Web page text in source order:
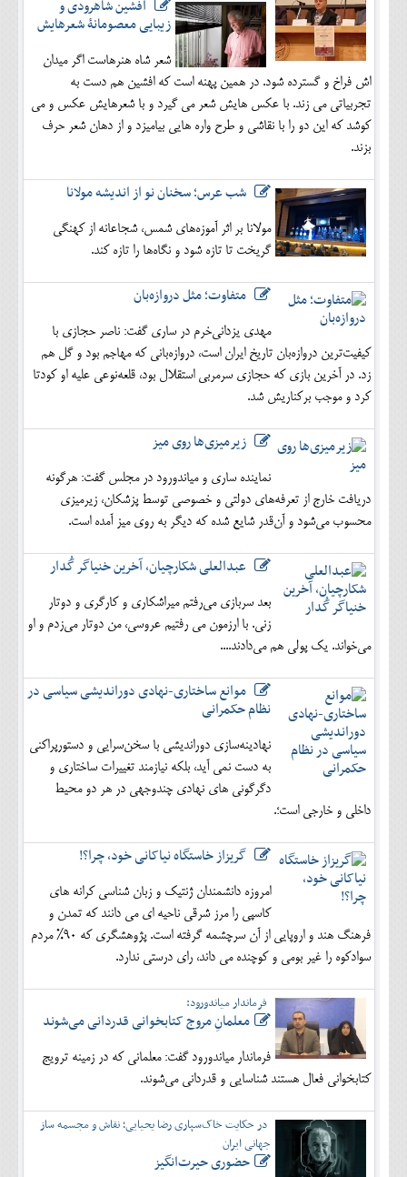
افشین شاهرودی و
زیبایی معصومانۀ شعرهایش
شعر شاه هنرهاست اگر میدان
اش فراخ و گسترده شود. در همین پهنه است که افشین هم دست به
تجربیاتی می زند. با عکس هایش شعر می گیرد و با شعرهایش عکس و می
کوشد که این دو را با نقاشی و طرح واره هایی بیامیزد و از دهان شعر حرف
بزند.
شب عرس؛ سخنان نو از اندیشه مولانا
مولانا بر اثر آموزه‌های شمس، شجاعانه از کهنگی
گریخت تا تازه شود و نگاه‌ها را تازه کند.
متفاوت؛ مثل دروازه‌بان
مهدی یزدانی‌خرم در ساری گفت: ناصر حجازی با
کیفیت‌ترین دروازه‌بان تاریخ ایران است، دروازه‌بانی که مهاجم بود و گل هم
زد. در آخرین بازی که حجازی سرمربی استقلال بود، قلعه‌نوعی علیه او کودتا
کرد و موجب برکناریش شد.
زیرمیزی‌ها روی میز
نماینده ساری و میاندورود در مجلس گفت: هرگونه
دریافت خارج از تعرفه‌های دولتی و خصوصی توسط پزشکان، زیرمیزی
محسوب می‌شود و آن‌قدر شایع شده که دیگر به روی میز آمده است.
عبدالعلی شکارچیان، آخرین خنیاگر گُدار
بعد سربازی می‌رفتم میراشکاری و کارگری و دوتار
زنی. با ارزمون می رفتیم عروسی، من دوتار می‌زدم و او
می‌خواند. یک پولی هم می‌دادند....
موانع ساختاری-نهادی دوراندیشی سیاسی در
نظام حکمرانی
نهادینه‌سازی دوراندیشی با سخن‌سرایی و دستورپراکنی
به دست نمی آید، بلکه نیازمند تغییرات ساختاری و
دگرگونی های نهادی چندوجهی در هر دو محیط
داخلی و خارجی است؛.
گریزاز خاستگاه نیاکانی خود، چرا؟!
امروزه دانشمندان ژنتیک و زبان شناسی کرانه های
کاسپی را مرز شرقی ناحیه ای می دانند که تمدن و
فرهنگ هند و اروپایی از آن سرچشمه گرفته است. پژوهشگری که 90% مردم
سوادکوه را غیر بومی و کوچنده می داند، رای درستی ندارد.
فرماندار میاندورود:
معلمانِ مروج کتابخوانی قدردانی می‌شوند
فرماندار میاندورود گفت: معلمانی که در زمینه ترویج
کتابخوانی فعال هستند شناسایی و قدردانی می‌شوند.
در حکایت خاک‌سپاری رضا یحیایی؛ نقاش و مجسمه ساز
جهانی ایران
حضوری حیرت‌انگیز